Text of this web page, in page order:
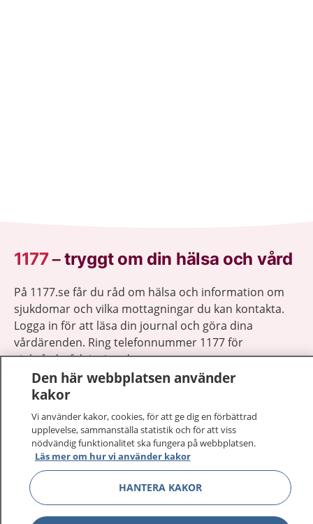
1177–tryggt om din hälsa och vård
På 1177.se får du råd om hälsa och information om
sjukdomar och vilka mottagningar du kan kontakta.
Logga in för att läsa din journal och göra dina
vårdärenden. Ring telefonnummer 1177 för
sjukvårdsrådgivning dygnet runt.
1177 ger dig råd när du vill må bättre.
1177 på flera språk
Om 1177 Visa
Den här webbplatsen använder
kakor
Vi använder kakor, cookies, för att ge dig en förbättrad
upplevelse, sammanställa statistik och för att viss
nödvändig funktionalitet ska fungera på webbplatsen.
Läs mer om hur vi använder kakor
HANTERA KAKOR